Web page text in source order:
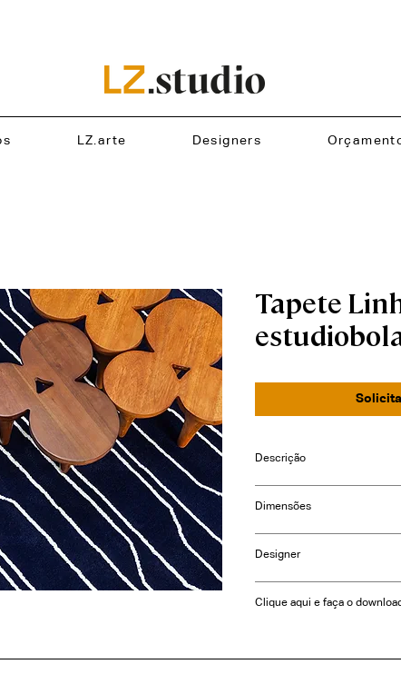
LZ.arte Designers
Tapete
Descrição
Dimensões
Designer
Clique aqui e faça o